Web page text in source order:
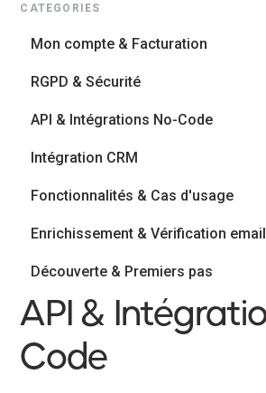
CATEGORIES
Mon compte & Facturation
RGPD & Sécurité
API & Intégrations No-Code
Intégration CRM
Fonctionnalités & Cas d'usage
Enrichissement & Vérification email
Découverte & Premiers pas
API &
Code